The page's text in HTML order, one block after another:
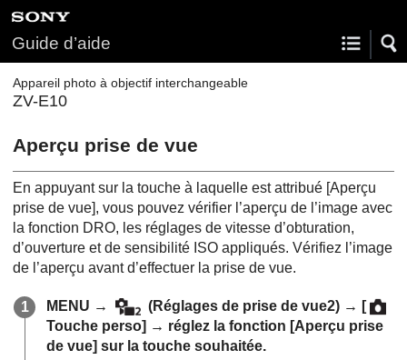
Guide d’aide
Appareil photo à objectif interchangeable
ZV-E10
Aperçu prise de vue
En appuyant sur la touche à laquelle est attribué [Aperçu
prise de vue], vous pouvez vérifier l’aperçu de l’image avec
la fonction DRO, les réglages de vitesse d’obturation,
d’ouverture et de sensibilité ISO appliqués. Vérifiez l’image
de l’aperçu avant d’effectuer la prise de vue.
MENU → (Réglages de prise de vue2) → [
Touche perso] → réglez la fonction [Aperçu prise
de vue] sur la touche souhaitée.